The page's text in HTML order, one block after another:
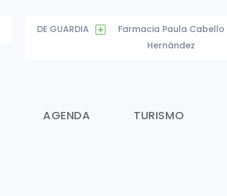
DE GUARDIA
Farmacia Paula Cabello
Hernández
AGENDA TURISMO